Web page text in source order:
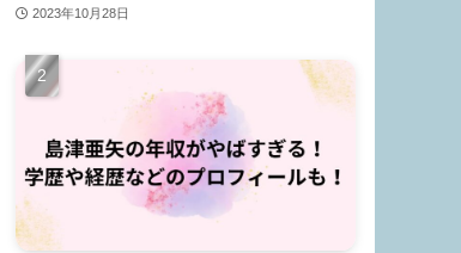
2023年10月28日